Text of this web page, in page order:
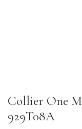
Collier One
929T08A